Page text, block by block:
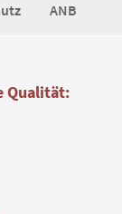
ANB
Qualität: